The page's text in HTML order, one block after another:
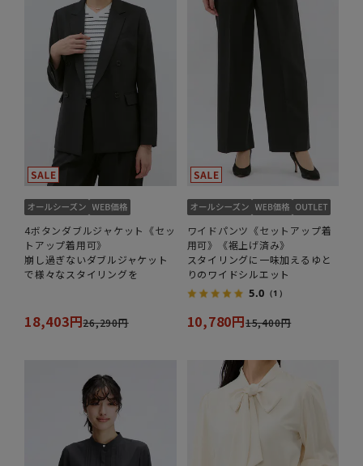
4ボタンダブルジャケット《セッ
トアップ着用可》
崩し過ぎないダブルジャケット
で様々なスタイリングを
18,403円26,290円
ワイドパンツ《セットアップ着
用可》《裾上げ済み》
スタイリングに一味加えるゆと
りのワイドシルエット
5.0 （1）
10,780円15,400円